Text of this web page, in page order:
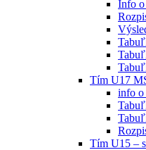
Info
Tím U17
info o
Tím U15 –